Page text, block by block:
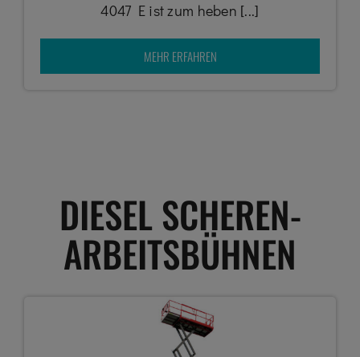
4047 E ist zum heben [...]
MEHR ERFAHREN
DIESEL SCHEREN-
ARBEITSBÜHNEN